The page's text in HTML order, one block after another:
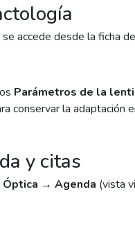
accede desde la ficha
Parámetros de la
conservar la adaptación
y citas
Óptica → Agenda (vista